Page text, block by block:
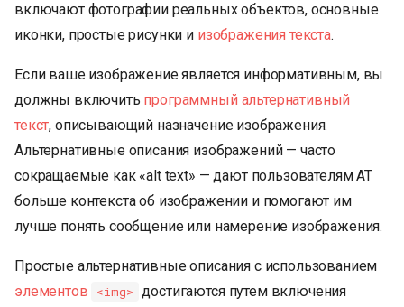
включают фотографии реальных объектов, основные
иконки, простые рисунки и изображения текста.
Если ваше изображение является информативным, вы
должны включить программный альтернативный
текст, описывающий назначение изображения.
Альтернативные описания изображений — часто
сокращаемые как «alt text» — дают пользователям AT
больше контекста об изображении и помогают им
лучше понять сообщение или намерение изображения.
Простые альтернативные описания с использованием
элементов
<img> достигаются путем включения